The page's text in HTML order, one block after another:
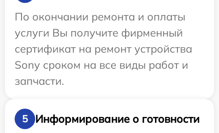
По окончании ремонта и оплаты
услуги Вы получите фирменный
сертификат на ремонт устройства
Sony сроком на все виды работ и
запчасти.
5 Информирование о готовности